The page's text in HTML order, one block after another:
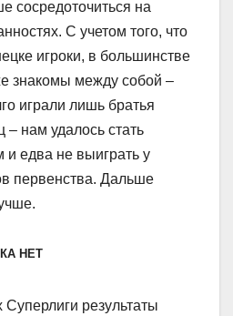
сосредоточиться на
С учетом того, что
игроки, в большинстве
знакомы между собой –
играли лишь братья
– нам удалось стать
едва не выиграть у
первенства. Дальше
НЕТ
результаты